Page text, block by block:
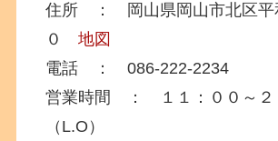
住所 ： 岡山県岡山市北区平
０地図
電話 ： 086-222-2234
営業時間 ： １１：００～２
（L.O）